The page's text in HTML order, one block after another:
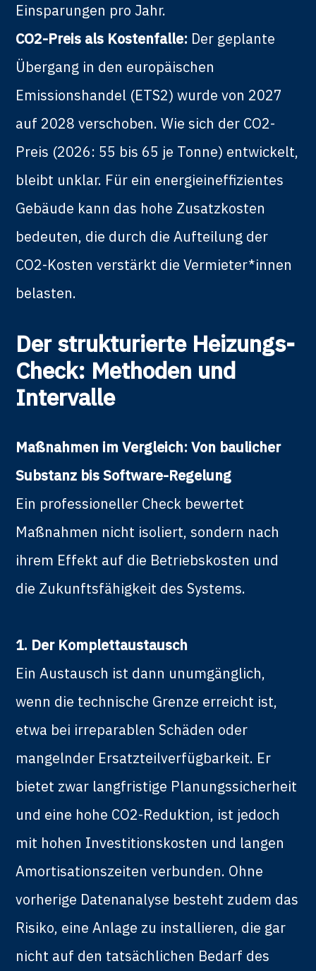
Einsparungen pro Jahr.
CO2-Preis als Kostenfalle: Der geplante
Übergang in den europäischen
Emissionshandel (ETS2) wurde von 2027
auf 2028 verschoben. Wie sich der CO2-
Preis (2026: 55 bis 65 je Tonne) entwickelt,
bleibt unklar. Für ein energieineffizientes
Gebäude kann das hohe Zusatzkosten
bedeuten, die durch die Aufteilung der
CO2-Kosten verstärkt die Vermieter*innen
belasten.
Der strukturierte Heizungs-
Check: Methoden und
Intervalle
Maßnahmen im Vergleich: Von baulicher
Substanz bis Software-Regelung
Ein professioneller Check bewertet
Maßnahmen nicht isoliert, sondern nach
ihrem Effekt auf die Betriebskosten und
die Zukunftsfähigkeit des Systems.
1. Der Komplettaustausch
Ein Austausch ist dann unumgänglich,
wenn die technische Grenze erreicht ist,
etwa bei irreparablen Schäden oder
mangelnder Ersatzteilverfügbarkeit. Er
bietet zwar langfristige Planungssicherheit
und eine hohe CO2-Reduktion, ist jedoch
mit hohen Investitionskosten und langen
Amortisationszeiten verbunden. Ohne
vorherige Datenanalyse besteht zudem das
Risiko, eine Anlage zu installieren, die gar
nicht auf den tatsächlichen Bedarf des